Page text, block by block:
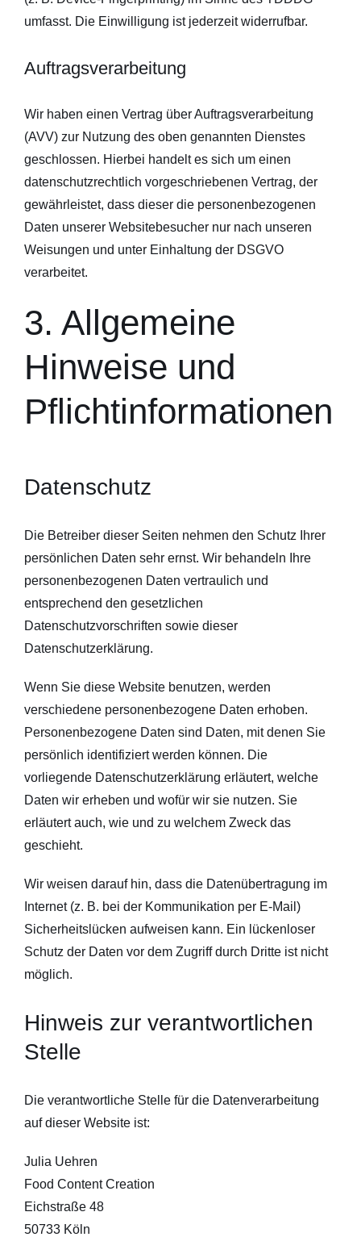
umfasst. Die Einwilligung ist jederzeit widerrufbar.
Auftragsverarbeitung
Wir haben einen Vertrag über Auftragsverarbeitung
(AVV) zur Nutzung des oben genannten Dienstes
geschlossen. Hierbei handelt es sich um einen
datenschutzrechtlich vorgeschriebenen Vertrag, der
gewährleistet, dass dieser die personenbezogenen
Daten unserer Websitebesucher nur nach unseren
Weisungen und unter Einhaltung der DSGVO
verarbeitet.
3. Allgemeine
Hinweise und
Pflicht­informationen
Datenschutz
Die Betreiber dieser Seiten nehmen den Schutz Ihrer
persönlichen Daten sehr ernst. Wir behandeln Ihre
personenbezogenen Daten vertraulich und
entsprechend den gesetzlichen
Datenschutzvorschriften sowie dieser
Datenschutzerklärung.
Wenn Sie diese Website benutzen, werden
verschiedene personenbezogene Daten erhoben.
Personenbezogene Daten sind Daten, mit denen Sie
persönlich identifiziert werden können. Die
vorliegende Datenschutzerklärung erläutert, welche
Daten wir erheben und wofür wir sie nutzen. Sie
erläutert auch, wie und zu welchem Zweck das
geschieht.
Wir weisen darauf hin, dass die Datenübertragung im
Internet (z. B. bei der Kommunikation per E-Mail)
Sicherheitslücken aufweisen kann. Ein lückenloser
Schutz der Daten vor dem Zugriff durch Dritte ist nicht
möglich.
Hinweis zur verantwortlichen
Stelle
Die verantwortliche Stelle für die Datenverarbeitung
auf dieser Website ist:
Julia Uehren
Food Content Creation
Eichstraße 48
50733 Köln